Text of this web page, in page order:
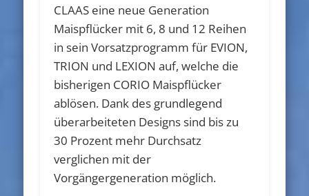
CLAAS eine neue Generation
Maispflücker mit 6, 8 und 12 Reihen
in sein Vorsatzprogramm für EVION,
TRION und LEXION auf, welche die
bisherigen CORIO Maispflücker
ablösen. Dank des grundlegend
überarbeiteten Designs sind bis zu
30 Prozent mehr Durchsatz
verglichen mit der
Vorgängergeneration möglich.